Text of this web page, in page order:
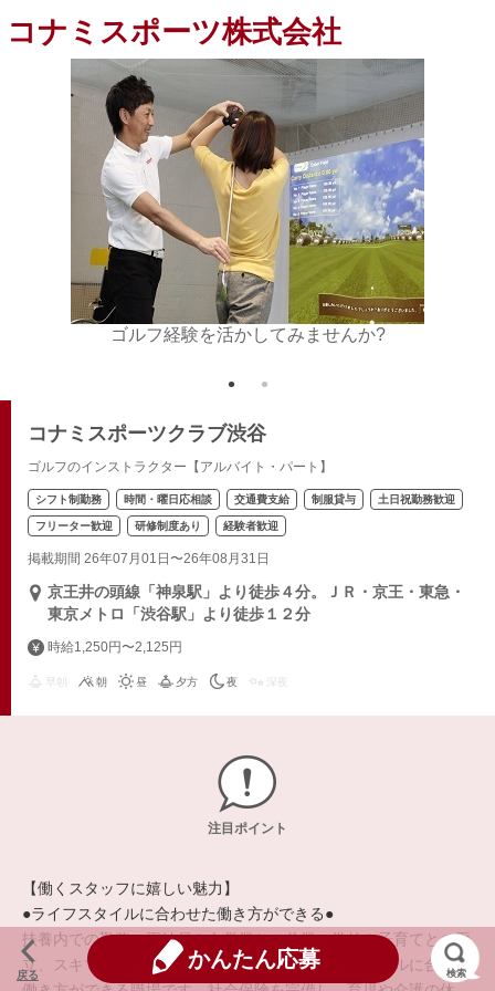
コナミスポーツ株式会社
ゴルフ経験を活かしてみませんか?
コナミスポーツクラブ渋谷
ゴルフのインストラクター【アルバイト・パート】
シフト制勤務 時間・曜日応相談 交通費支給 制服貸与 土日祝勤務歓迎
フリーター歓迎 研修制度あり 経験者歓迎
掲載期間 26年07月01日〜26年08月31日
京王井の頭線「神泉駅」より徒歩４分。ＪＲ・京王・東急・
東京メトロ「渋谷駅」より徒歩１２分
時給1,250円〜2,125円
朝 昼 夕方 夜 深夜
注目ポイント
【働くスタッフに嬉しい魅力】
●ライフスタイルに合わせた働き方ができる●
扶養内での勤務、正社員や自営業との兼業、学校や子育てとの両
立、スキマ時間の活用など、それぞれのライフスタイルに合った
戻る
かんたん応募
検索